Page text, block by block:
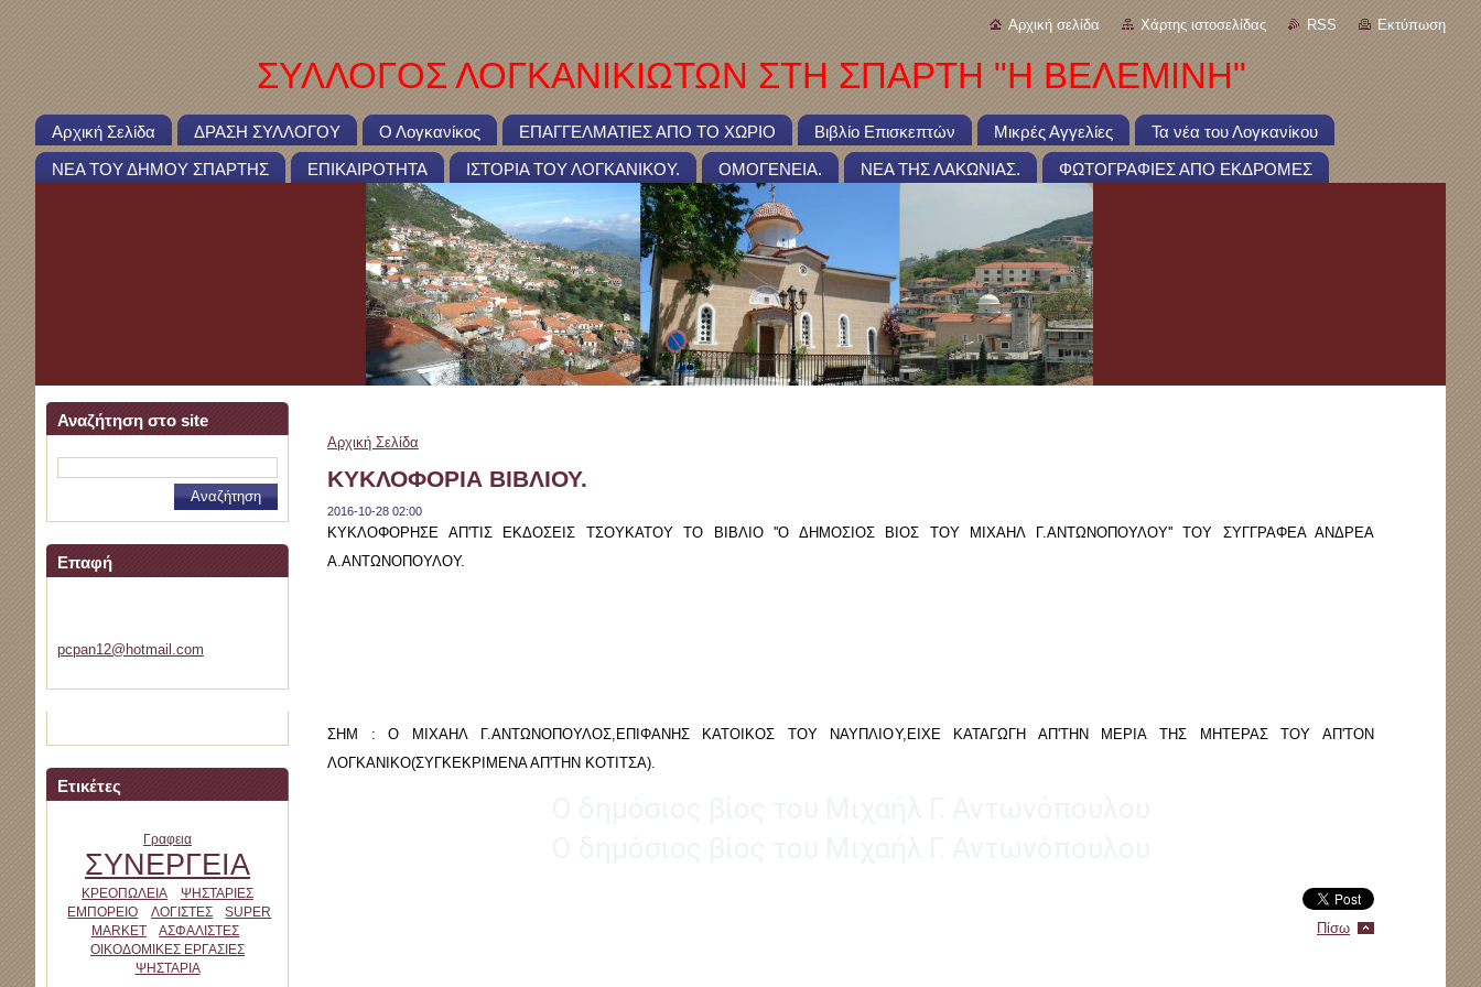
Αρχική σελίδα Χάρτης ιστοσελίδας RSS Εκτύπωση
ΣΥΛΛΟΓΟΣ ΛΟΓΚΑΝΙΚΙΩΤΩΝ ΣΤΗ ΣΠΑΡΤΗ "Η ΒΕΛΕΜΙΝΗ"
Αρχική Σελίδα ΔΡΑΣΗ ΣΥΛΛΟΓΟΥ Ο Λογκανίκος ΕΠΑΓΓΕΛΜΑΤΙΕΣ ΑΠΟ ΤΟ ΧΩΡΙΟ Βιβλίο Επισκεπτών Μικρές Αγγελίες Τα νέα του Λογκανίκου
ΝΕΑ ΤΟΥ ΔΗΜΟΥ ΣΠΑΡΤΗΣ ΕΠΙΚΑΙΡΟΤΗΤΑ ΙΣΤΟΡΙΑ ΤΟΥ ΛΟΓΚΑΝΙΚΟΥ. ΟΜΟΓΕΝΕΙΑ. ΝΕΑ ΤΗΣ ΛΑΚΩΝΙΑΣ. ΦΩΤΟΓΡΑΦΙΕΣ ΑΠΟ ΕΚΔΡΟΜΕΣ
Αναζήτηση στο site
Επαφή
pcpan12@ hotmail.com
Ετικέτες
Γραφεια
ΣΥΝΕΡΓΕΙΑ
ΚΡΕΟΠΩΛΕΙΑ
ΨΗΣΤΑΡΙΕΣ
ΕΜΠΟΡΕΙΟ
ΛΟΓΙΣΤΕΣ
SUPER
MARKET
ΑΣΦΑΛΙΣΤΕΣ
ΟΙΚΟΔΟΜΙΚΕΣ ΕΡΓΑΣΙΕΣ
ΨΗΣΤΑΡΙΑ
Αρχική Σελίδα
ΚΥΚΛΟΦΟΡΙΑ ΒΙΒΛΙΟΥ.
2016-10-28 02:00
ΚΥΚΛΟΦΟΡΗΣΕ ΑΠ'ΤΙΣ ΕΚΔΟΣΕΙΣ ΤΣΟΥΚΑΤΟΥ ΤΟ ΒΙΒΛΙΟ ''Ο ΔΗΜΟΣΙΟΣ ΒΙΟΣ ΤΟΥ ΜΙΧΑΗΛ Γ.ΑΝΤΩΝΟΠΟΥΛΟΥ'' ΤΟΥ ΣΥΓΓΡΑΦΕΑ ΑΝΔΡΕΑ
Α.ΑΝΤΩΝΟΠΟΥΛΟΥ.
ΣΗΜ : Ο ΜΙΧΑΗΛ Γ.ΑΝΤΩΝΟΠΟΥΛΟΣ,ΕΠΙΦΑΝΗΣ ΚΑΤΟΙΚΟΣ ΤΟΥ ΝΑΥΠΛΙΟΥ,ΕΙΧΕ ΚΑΤΑΓΩΓΗ ΑΠ'ΤΗΝ ΜΕΡΙΑ ΤΗΣ ΜΗΤΕΡΑΣ ΤΟΥ ΑΠ'ΤΟΝ
ΛΟΓΚΑΝΙΚΟ(ΣΥΓΚΕΚΡΙΜΕΝΑ ΑΠ'ΤΗΝ ΚΟΤΙΤΣΑ).
Πίσω